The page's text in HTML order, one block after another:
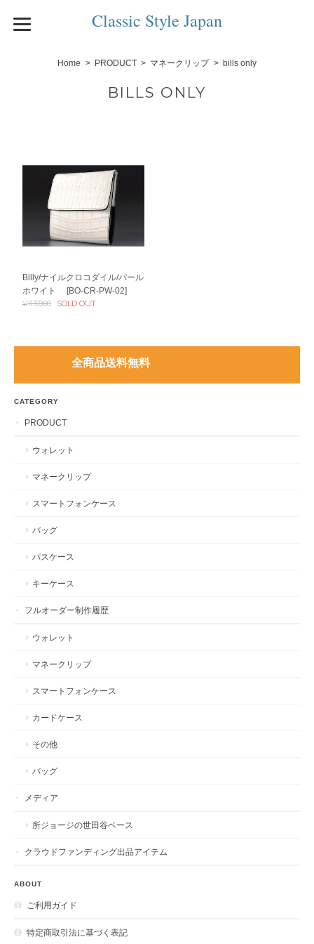
Classic Style Japan
Home PRODUCT マネークリップ bills only
BILLS ONLY
Billy/ナイルクロコダイル/パール
ホワイト [BO-CR-PW-02]
¥113,000 SOLD OUT
全商品送料無料
CATEGORY
PRODUCT
ウォレット
マネークリップ
スマートフォンケース
バッグ
パスケース
キーケース
フルオーダー制作履歴
ウォレット
マネークリップ
スマートフォンケース
カードケース
その他
バッグ
メディア
所ジョージの世田谷ベース
クラウドファンディング出品アイテム
ABOUT
ご利用ガイド
特定商取引法に基づく表記